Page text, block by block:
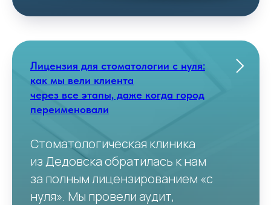
Лицензия для стоматологии с нуля:
как мы вели клиента
через все этапы, даже когда город
переименовали
Стоматологическая клиника
из Дедовска обратилась к нам
за полным лицензированием «с
нуля». Мы провели аудит,